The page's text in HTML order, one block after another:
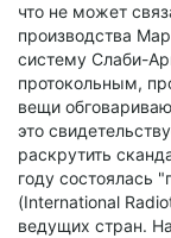
что не может
производства
систему Слаби-
протокольным,
вещи
это
раскрутить
году состоялась
(International
ведущих стран.